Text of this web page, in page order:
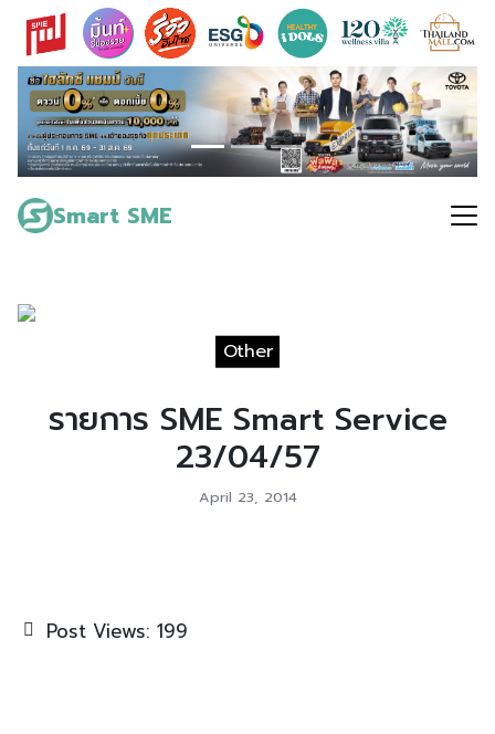
Skip
content
Smart SME
Search
for:
Other
รายการ SME Smart Service
23/04/57
April 23, 2014
Post Views: 199